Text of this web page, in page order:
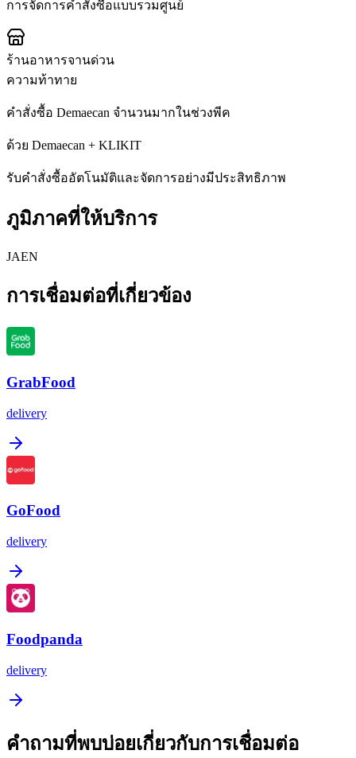
การจัดการคำสั่งซื้อแบบรวมศูนย์
ร้านอาหารจานด่วน
ความท้าทาย
คำสั่งซื้อ Demaecan จำนวนมากในช่วงพีค
ด้วย Demaecan + KLIKIT
รับคำสั่งซื้ออัตโนมัติและจัดการอย่างมีประสิทธิภาพ
ภูมิภาคที่ให้บริการ
JAEN
การเชื่อมต่อที่เกี่ยวข้อง
GrabFood
delivery
GoFood
delivery
Foodpanda
delivery
คำถามที่พบบ่อยเกี่ยวกับการเชื่อมต่อ